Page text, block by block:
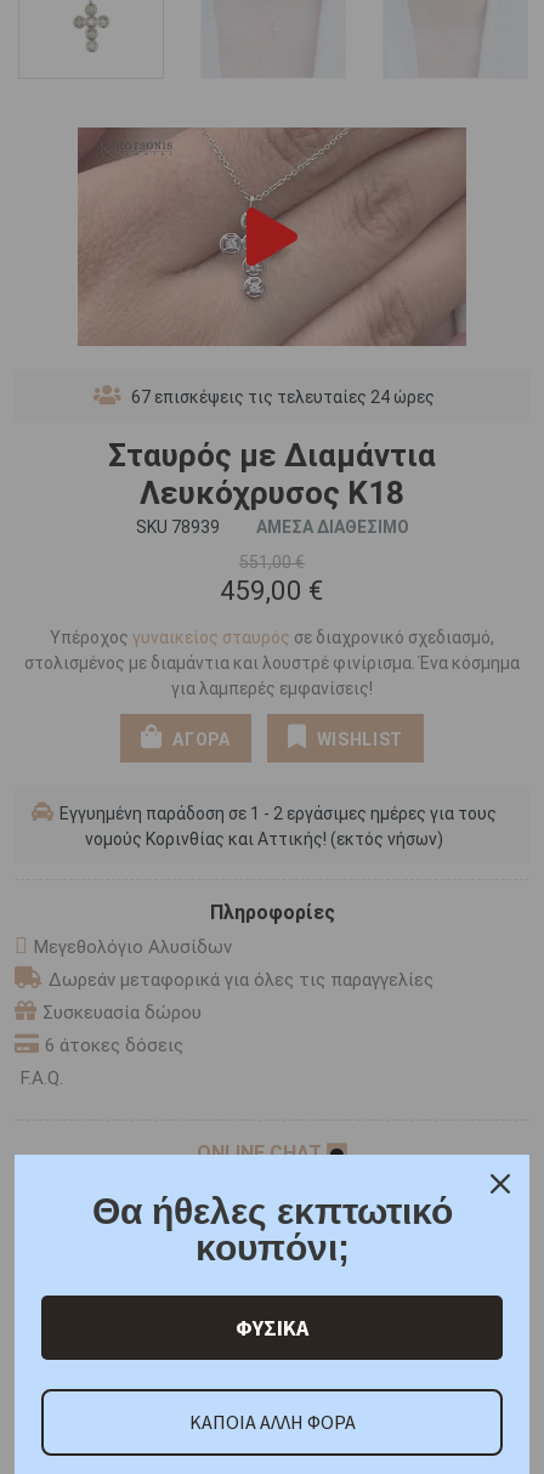
67 επισκέψεις τις τελευταίες 24 ώρες
Σταυρός με Διαμάντια
Λευκόχρυσος Κ18
SKU 78939
ΑΜΕΣΑ ΔΙΑΘΕΣΙΜΟ
551,00 €
459,00 €
Υπέροχος γυναικείος σταυρός σε διαχρονικό σχεδιασμό,
στολισμένος με διαμάντια και λουστρέ φινίρισμα. Ένα κόσμημα
για λαμπερές εμφανίσεις!
ΑΓΟΡΑ WISHLIST
Εγγυημένη παράδοση σε 1 - 2 εργάσιμες ημέρες για τους
νομούς Κορινθίας και Αττικής! (εκτός νήσων)
Πληροφορίες
Μεγεθολόγιο Αλυσίδων
Δωρεάν μεταφορικά για όλες τις παραγγελίες
Συσκευασία δώρου
6 άτοκες δόσεις
F.A.Q.
ONLINE CHAT
Κριτικές
ΑΜΕΣΑ ΔΙΑΘΕΣΙΜΟ
Θα ήθελες εκπτωτικό
κουπόνι;
ΦΥΣΙΚΑ
ΚΑΠΟΙΑ ΑΛΛΗ ΦΟΡΑ